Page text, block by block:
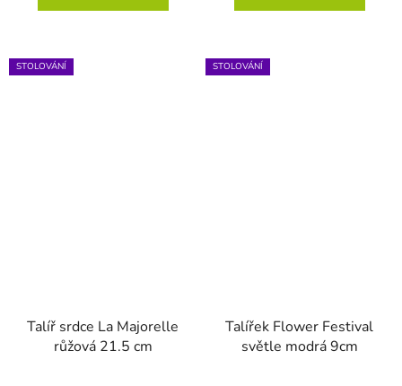
STOLOVÁNÍ
Talíř srdce La Majorelle
růžová 21.5 cm
STOLOVÁNÍ
Talířek Flower Festival
světle modrá 9cm